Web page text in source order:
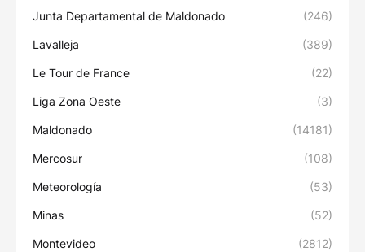
Junta Departamental de Maldonado (246)
Lavalleja (389)
Le Tour de France (22)
Liga Zona Oeste (3)
Maldonado (14181)
Mercosur (108)
Meteorología (53)
Minas (52)
Montevideo (2812)